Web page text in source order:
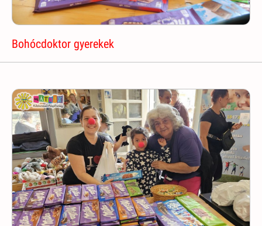
Bohócdoktor gyerekek